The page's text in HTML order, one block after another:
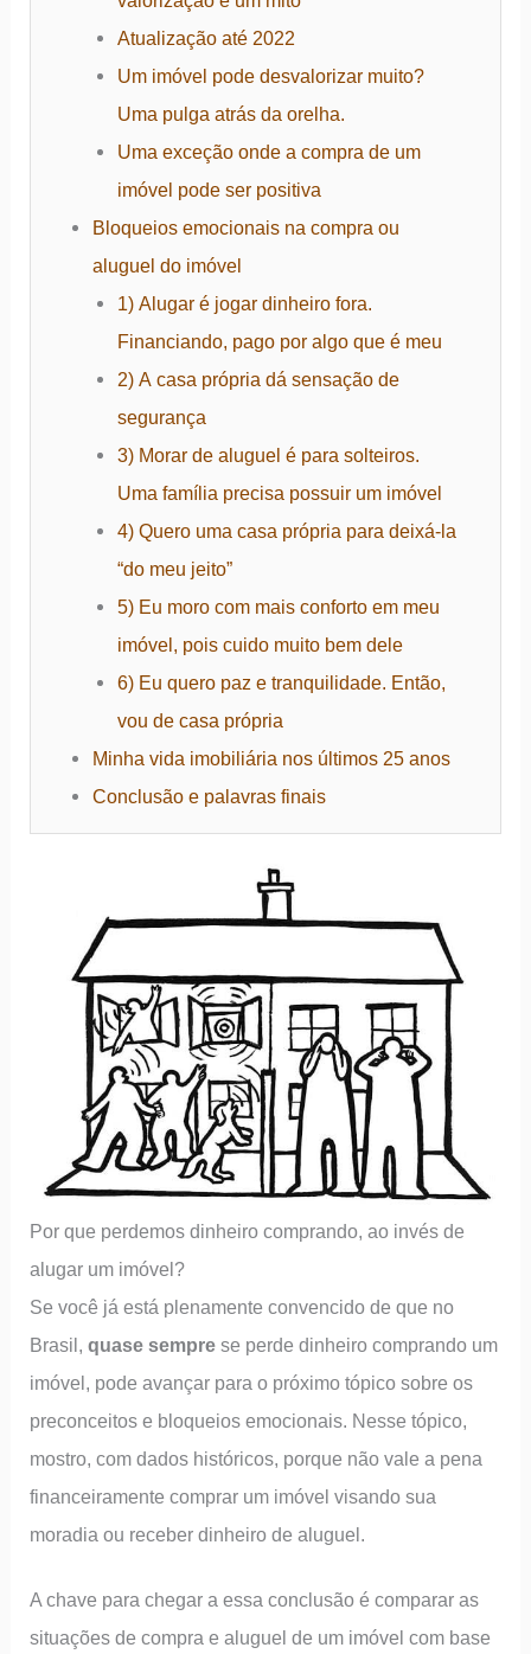
Atualização até 2022
Um imóvel pode desvalorizar muito?
Uma pulga atrás da orelha.
Uma exceção onde a compra de um
imóvel pode ser positiva
Bloqueios emocionais na compra ou
aluguel do imóvel
1) Alugar é jogar dinheiro fora.
Financiando, pago por algo que é meu
2) A casa própria dá sensação de
segurança
3) Morar de aluguel é para solteiros.
Uma família precisa possuir um imóvel
4) Quero uma casa própria para deixá-la
“do meu jeito”
5) Eu moro com mais conforto em meu
imóvel, pois cuido muito bem dele
6) Eu quero paz e tranquilidade. Então,
vou de casa própria
Minha vida imobiliária nos últimos 25 anos
Conclusão e palavras finais
Por que perdemos dinheiro comprando, ao invés de
alugar um imóvel?
Se você já está plenamente convencido de que no
Brasil,quase sempre se perde dinheiro comprando um
imóvel, pode avançar para o próximo tópico sobre os
preconceitos e bloqueios emocionais. Nesse tópico,
mostro, com dados históricos, porque não vale a pena
financeiramente comprar um imóvel visando sua
moradia ou receber dinheiro de aluguel.
A chave para chegar a essa conclusão é comparar as
situações de compra e aluguel de um imóvel com base